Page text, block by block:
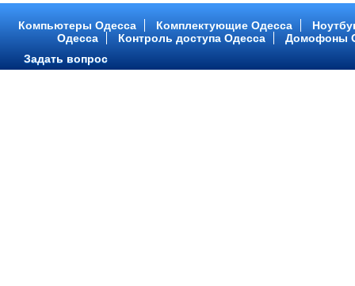
Компьютеры Одесса Комплектующие Одесса
Одесса
Контроль доступа Одесса
Домофоны
Задать вопрос